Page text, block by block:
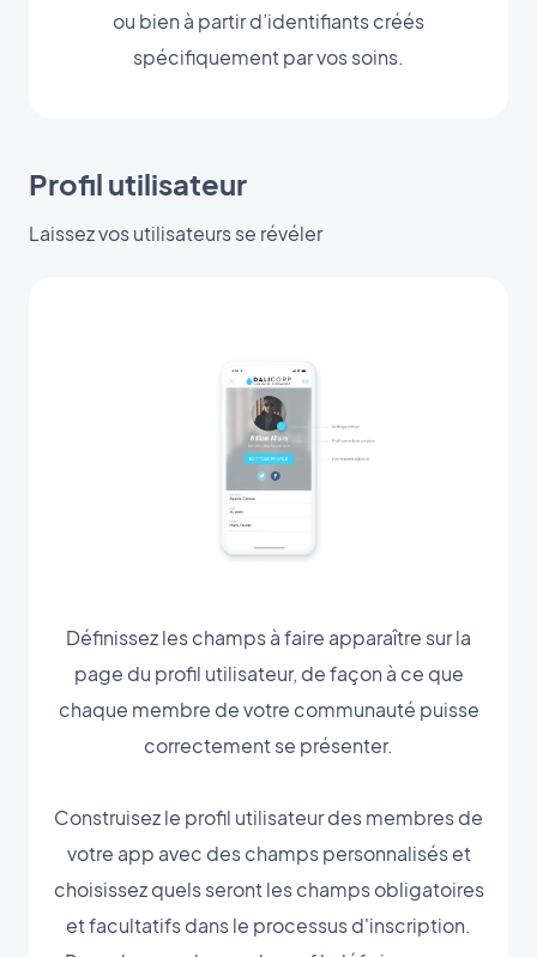
ou bien à partir d’identifiants créés
spécifiquement par vos soins.
Profil utilisateur
Laissez vos utilisateurs se révéler
Définissez les champs à faire apparaître sur la
page du profil utilisateur, de façon à ce que
chaque membre de votre communauté puisse
correctement se présenter.
Construisez le profil utilisateur des membres de
votre app avec des champs personnalisés et
choisissez quels seront les champs obligatoires
et facultatifs dans le processus d'inscription.